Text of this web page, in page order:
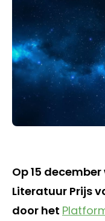
Op 15
Literatuur Prijs
door het